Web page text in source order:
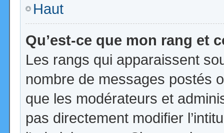
Haut
Qu’est-ce que mon rang et
Les rangs qui apparaissent
nombre de messages postés
que les modérateurs et
pas directement modifier